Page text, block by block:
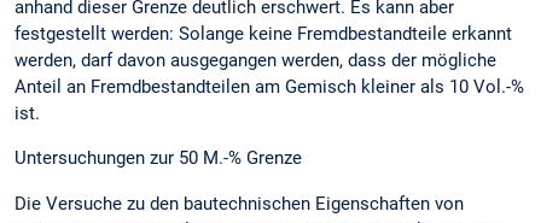
anhand dieser Grenze deutlich er­schwert. Es kann aber
festgestellt werden: Solange keine Fremdbestandteile erkannt
werden, darf davon ausgegangen werden, dass der mögliche
Anteil an Fremdbestandteilen am Gemisch kleiner als 10 Vol.-%
ist.
Untersuchungen zur 50 M.-% Grenze
Die Versuche zu den bautechnischen Eigenschaf­ten von